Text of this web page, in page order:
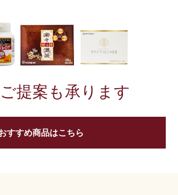
提案も承ります
すすめ商品はこちら